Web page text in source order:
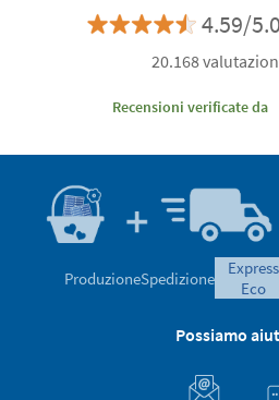
4.59/
20.168
Recensioni verificate da
ProduzioneSpedizione
express
eco
Possiamo